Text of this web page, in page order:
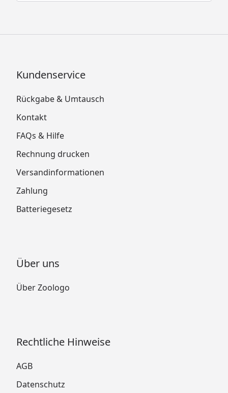
Kundenservice
Rückgabe & Umtausch
Kontakt
FAQs & Hilfe
Rechnung drucken
Versandinformationen
Zahlung
Batteriegesetz
Über uns
Über Zoologo
Rechtliche Hinweise
AGB
Datenschutz